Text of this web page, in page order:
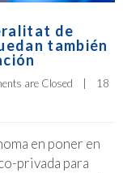
de
también
are Closed
18
en poner en
privada para